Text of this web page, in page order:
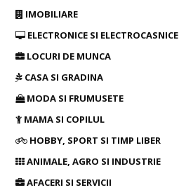
IMOBILIARE
ELECTRONICE SI ELECTROCASNICE
LOCURI DE MUNCA
CASA SI GRADINA
MODA SI FRUMUSETE
MAMA SI COPILUL
HOBBY, SPORT SI TIMP LIBER
ANIMALE, AGRO SI INDUSTRIE
AFACERI SI SERVICII